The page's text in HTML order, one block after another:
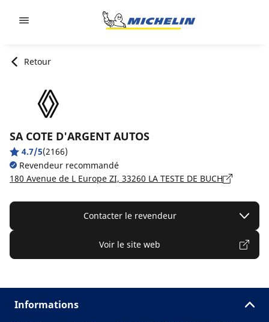
Retour
SA COTE D'ARGENT AUTOS
4.7/5(2166)
Revendeur recommandé
180 Avenue de L Europe ZI, 33260 LA TESTE DE BUCH
Contacter le revendeur
Voir le site web
Informations